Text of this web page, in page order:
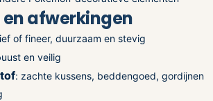
afwerkingen
of fineer, duurzaam en stevig
en veilig
: zachte kussens, beddengoed, gordijnen